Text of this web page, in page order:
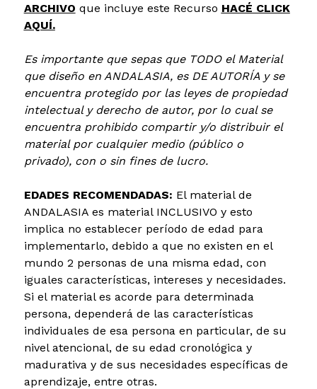
ARCHIVO que incluye este Recurso HACÉ CLICK
AQUÍ.
Es importante que sepas que TODO el Material
que diseño en ANDALASIA, es DE AUTORÍA y se
encuentra protegido por las leyes de propiedad
intelectual y derecho de autor, por lo cual se
encuentra prohibido compartir y/o distribuir el
material por cualquier medio (público o
privado), con o sin fines de lucro.
EDADES RECOMENDADAS: ​El material de
ANDALASIA es material INCLUSIVO y esto
implica no establecer período de edad para
implementarlo, debido a que no existen en el
mundo 2 personas de una misma edad, con
iguales características, intereses y necesidades.
Si el material es acorde para determinada
persona, dependerá de las características
individuales de esa persona en particular, de su
nivel atencional, de su edad cronológica y
madurativa y de sus necesidades específicas de
aprendizaje, entre otras.